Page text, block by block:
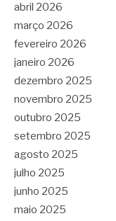
abril 2026
março 2026
fevereiro 2026
janeiro 2026
dezembro 2025
novembro 2025
outubro 2025
setembro 2025
agosto 2025
julho 2025
junho 2025
maio 2025